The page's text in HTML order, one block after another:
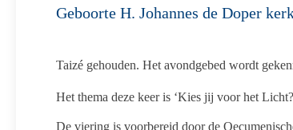
Geboorte H. Johannes de Doper
Taizé gehouden. Het avondgebed wordt
Het thema deze keer is ‘Kies jij voor het
De viering is voorbereid door de